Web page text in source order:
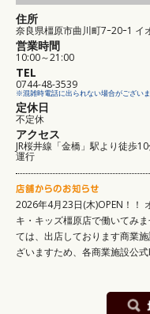
住所
奈良県橿原市曲川町7ｰ20ｰ1 イ
営業時間
10:00～21:00
TEL
0744-48-3539
※混雑時電話に出られない場合がござい
定休日
不定休
アクセス
JR桜井線「金橋」駅より徒歩
運行
2026年4月23日(木)OPEN！！
キ・キッズ橿原店で働いてみま
ては、出店しております商業
ざいますため、各商業施設公